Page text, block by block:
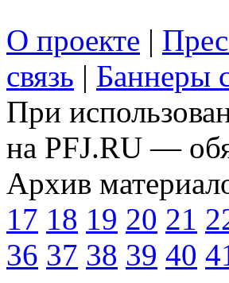
О проекте |
связь | Баннеры
При
на PFJ.RU —
Архив
17 18 19 20 21
36 37 38 39 40